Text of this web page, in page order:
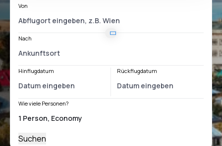
Von
Nach
Hinflugdatum Rückflugdatum
Wie viele Personen?
Suchen